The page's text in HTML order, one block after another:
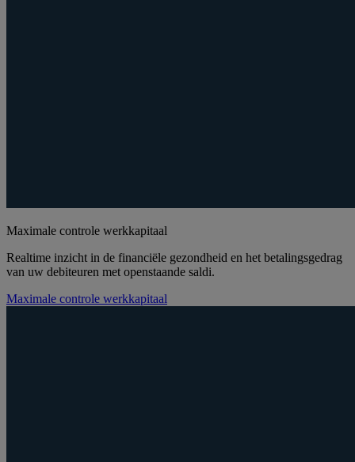
Maximale controle werkkapitaal
Realtime inzicht in de financiële gezondheid en het betalingsgedrag
van uw debiteuren met openstaande saldi.
Maximale controle werkkapitaal